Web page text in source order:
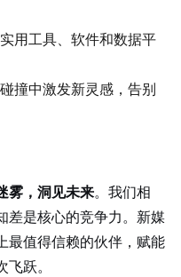
用工具、软件和数据平
撞中激发新灵感，告别
雾，洞见未来。我们相
差是核心的竞争力。新媒
最值得信赖的伙伴，赋能
跃。